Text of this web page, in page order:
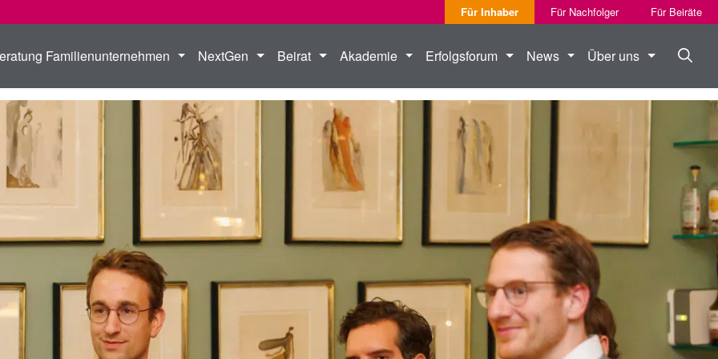
Für Inhaber Für Nachfolger Für Beiräte
Familienunternehmen NextGen Beirat Akademie Erfolgsforum News Über uns